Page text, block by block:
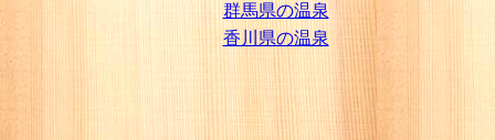
群馬県の温泉
香川県の温泉